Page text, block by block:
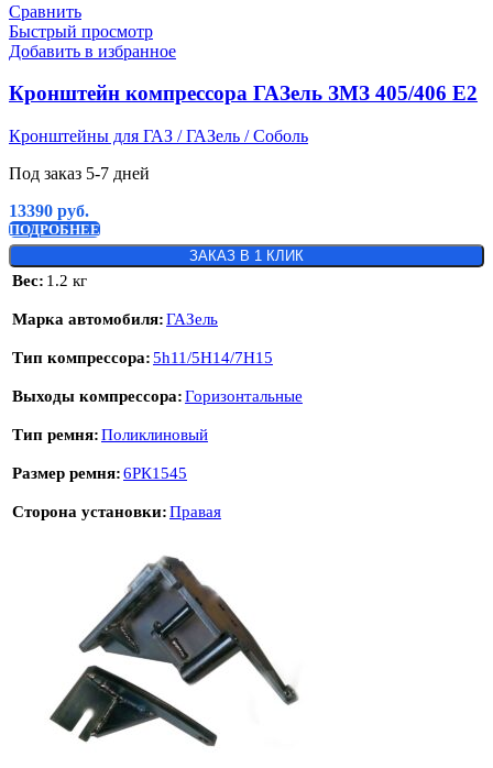
Сравнить
Быстрый просмотр
Добавить в избранное
Кронштейн компрессора ГАЗель ЗМЗ 405/406 Е2
Кронштейны для ГАЗ / ГАЗель / Соболь
Под заказ 5-7 дней
13390 руб.
ПОДРОБНЕЕ
ЗАКАЗ В 1 КЛИК
Вес 1.2 кг
Марка автомобиля ГАЗель
Тип компрессора 5h11/5H14/7H15
Выходы компрессора Горизонтальные
Тип ремня Поликлиновый
Размер ремня 6РК1545
Сторона установки Правая